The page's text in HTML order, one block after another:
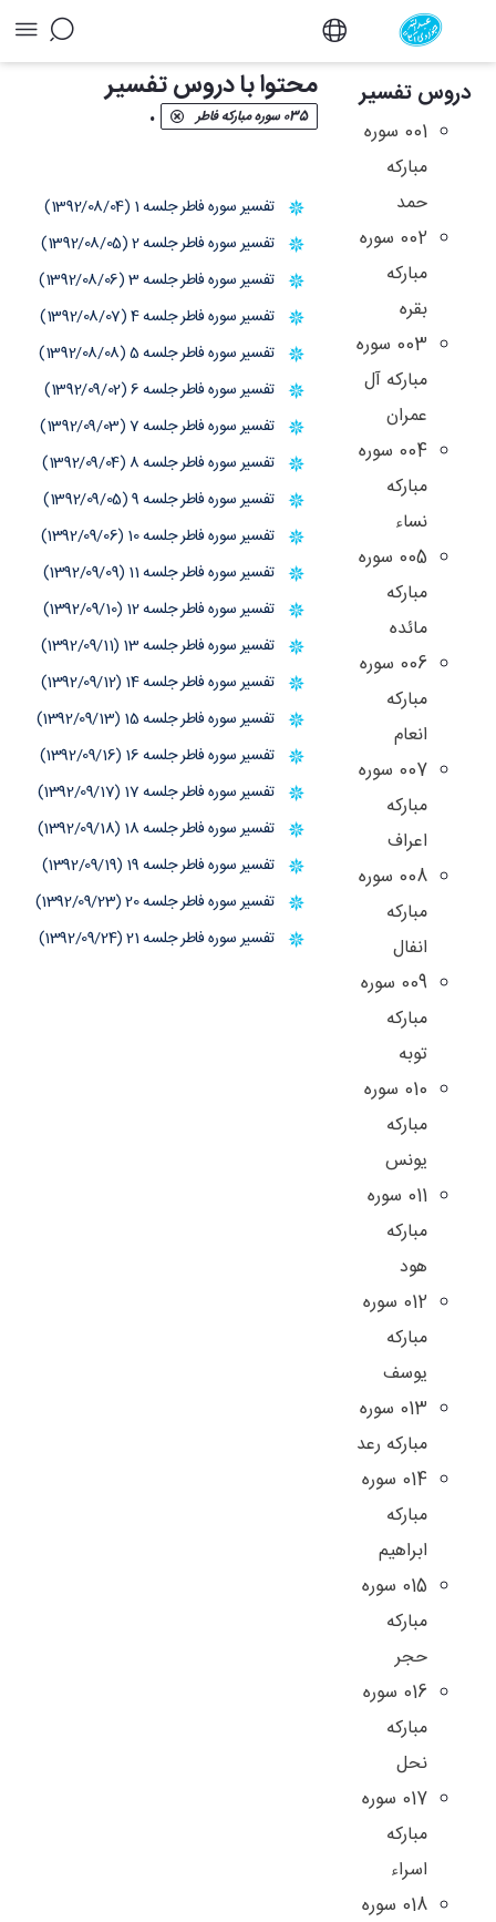
آرشیو دروس تفسیر - دفتر
دروس تفسیر
001 سوره
مبارکه
حمد
002 سوره
مبارکه
بقره
003 سوره
مبارکه آل
عمران
004 سوره
مبارکه
نساء
005 سوره
مبارکه
مائده
006 سوره
مبارکه
انعام
007 سوره
مبارکه
اعراف
008 سوره
مبارکه
انفال
009 سوره
مبارکه
توبه
010 سوره
مبارکه
یونس
011 سوره
مبارکه
هود
012 سوره
مبارکه
یوسف
013 سوره
مبارکه رعد
014 سوره
مبارکه
ابراهیم
015 سوره
مبارکه
حجر
016 سوره
مبارکه
نحل
017 سوره
مبارکه
اسراء
018 سوره
محتوا با دروس تفسیر
035 سوره مبارکه فاطر .
تفسیر سوره فاطر جلسه 1 (1392/08/04)
تفسیر سوره فاطر جلسه 2 (1392/08/05)
تفسیر سوره فاطر جلسه 3 (1392/08/06)
تفسیر سوره فاطر جلسه 4 (1392/08/07)
تفسیر سوره فاطر جلسه 5 (1392/08/08)
تفسیر سوره فاطر جلسه 6 (1392/09/02)
تفسیر سوره فاطر جلسه 7 (1392/09/03)
تفسیر سوره فاطر جلسه 8 (1392/09/04)
تفسیر سوره فاطر جلسه 9 (1392/09/05)
تفسیر سوره فاطر جلسه 10 (1392/09/06)
تفسیر سوره فاطر جلسه 11 (1392/09/09)
تفسیر سوره فاطر جلسه 12 (1392/09/10)
تفسیر سوره فاطر جلسه 13 (1392/09/11)
تفسیر سوره فاطر جلسه 14 (1392/09/12)
تفسیر سوره فاطر جلسه 15 (1392/09/13)
تفسیر سوره فاطر جلسه 16 (1392/09/16)
تفسیر سوره فاطر جلسه 17 (1392/09/17)
تفسیر سوره فاطر جلسه 18 (1392/09/18)
تفسیر سوره فاطر جلسه 19 (1392/09/19)
تفسیر سوره فاطر جلسه 20 (1392/09/23)
تفسیر سوره فاطر جلسه 21 (1392/09/24)